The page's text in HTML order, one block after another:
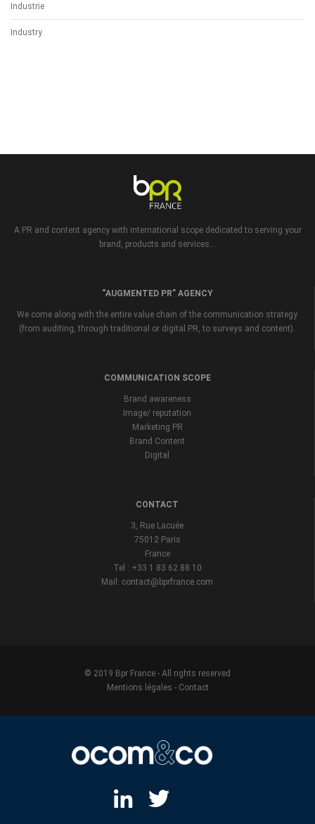
Industrie
Industry
A PR and content agency with international scope dedicated to serving your
brand, products and services...
“AUGMENTED PR” AGENCY
We come along with the entire value chain of the communication strategy
(from auditing, through traditional or digital PR, to surveys and content).
COMMUNICATION SCOPE
Brand awareness
Image/ reputation
Marketing PR
Brand Content
Digital
CONTACT
3, Rue Lacuée
75012 Paris
France
Tel : +33 1 83 62 88 10
Mail: contact@bprfrance.com
© 2019 Bpr France - All rights reserved
Mentions légales - Contact